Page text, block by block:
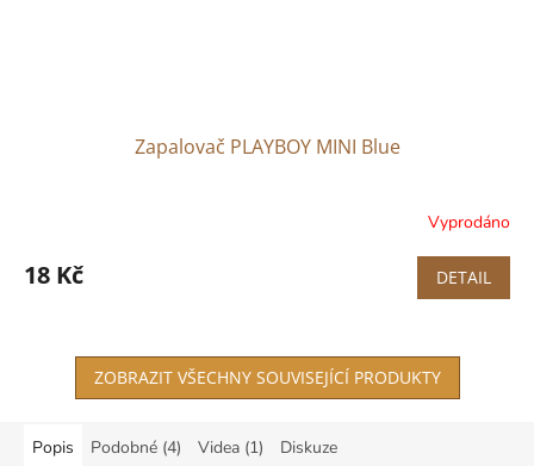
Zapalovač PLAYBOY MINI Blue
Vyprodáno
18 Kč DETAIL
ZOBRAZIT VŠECHNY SOUVISEJÍCÍ PRODUKTY
Popis Podobné (4) Videa (1) Diskuze